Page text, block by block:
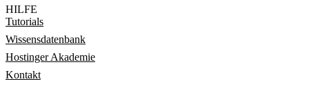
HILFE
Tutorials
Wissensdatenbank
Hostinger Akademie
Kontakt